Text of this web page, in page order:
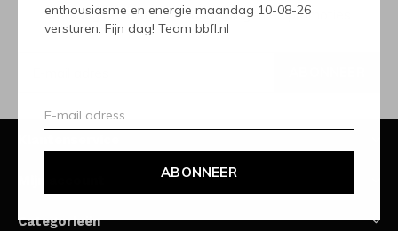
enthousiasme en energie maandag 10-08-26
versturen. Fijn dag! Team bbfl.nl
ABONNEER
Ontvang de nieuwste aanbiedingen en promoties
Categorieën